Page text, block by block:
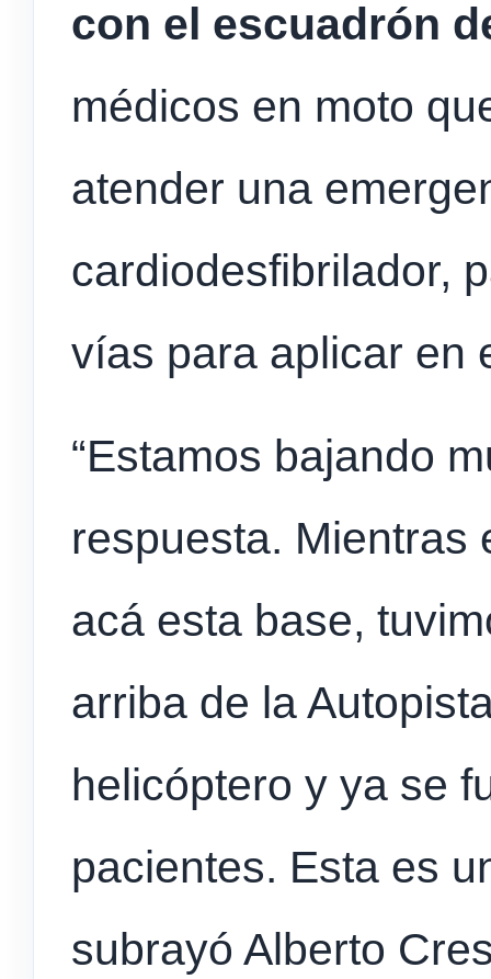
con el escuadrón
médicos en moto
atender una
cardiodesfibrilador,
vías para aplicar en
“Estamos bajando
respuesta. Mientras
acá esta base,
arriba de la
helicóptero y ya se
pacientes. Esta es
subrayó Alberto